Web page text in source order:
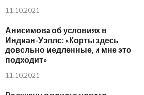
11.10.2021
Анисимова об условиях в
Индиан-Уэллс: «Корты здесь
довольно медленные, и мне это
подходит»
11.10.2021